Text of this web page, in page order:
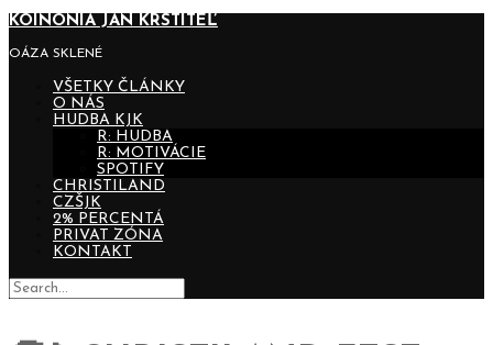
KOINONIA JÁN KRSTITEĽ
OÁZA SKLENÉ
VŠETKY ČLÁNKY
O NÁS
HUDBA KJK
R: HUDBA
R: MOTIVÁCIE
SPOTIFY
CHRISTILAND
CZŠJK
2% PERCENTÁ
PRIVAT ZÓNA
KONTAKT